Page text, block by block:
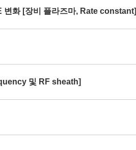
변화 [장비 플라즈마, Rate constant]
및 RF sheath]